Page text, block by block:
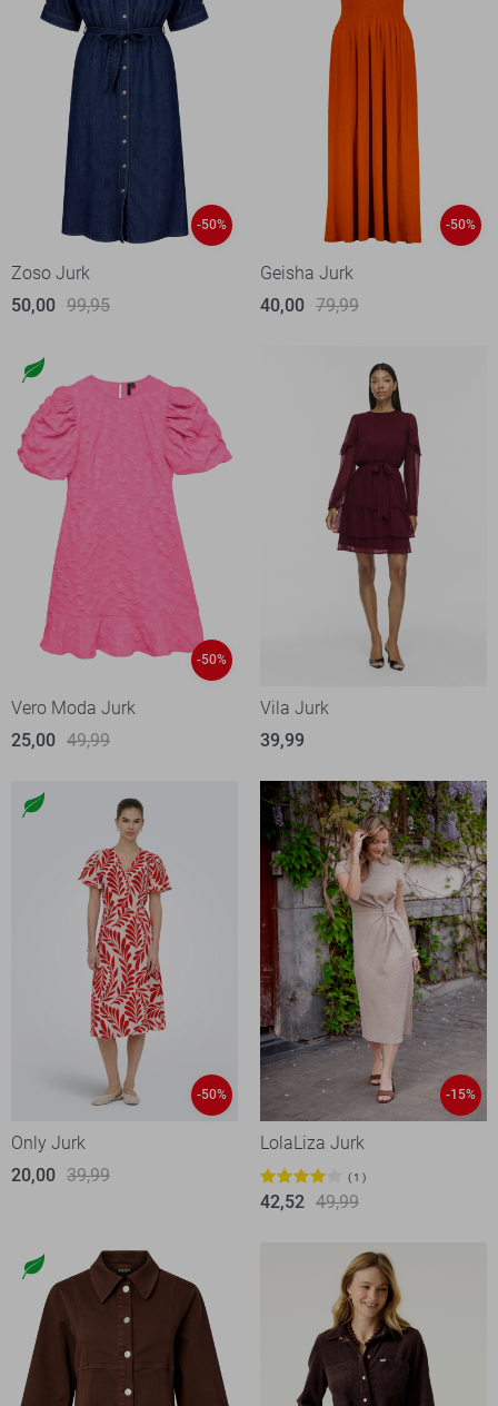
-50%
Zoso Jurk
50,00 99,95
-50%
Geisha Jurk
40,00 79,99
-50%
Vero Moda Jurk
25,00 49,99
Vila Jurk
39,99
-50%
Only Jurk
20,00 39,99
-15%
LolaLiza Jurk
1
42,52 49,99